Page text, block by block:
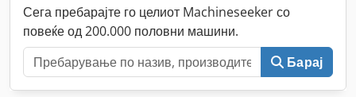
Сега пребарајте го целиот Machineseeker со
повеќе од 200.000 половни машини.
Барај